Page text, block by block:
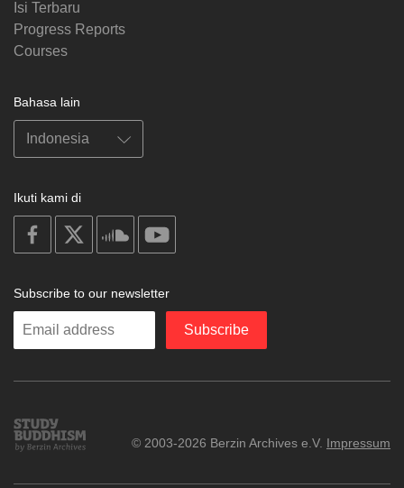
Isi Terbaru
Progress Reports
Courses
Bahasa lain
Ikuti kami di
on
facebook
soundcloud
Subscribe to our newsletter
Enter
Subscribe
Study
Buddhism
© 2003-2026 Berzin Archives e.V. Impressum